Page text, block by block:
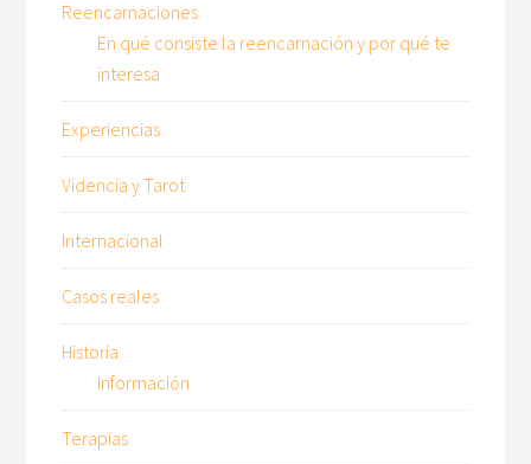
Reencarnaciones
En qué consiste la reencarnación y por qué te
interesa
Experiencias
Videncia y Tarot
Internacional
Casos reales
Historia
Información
Terapias